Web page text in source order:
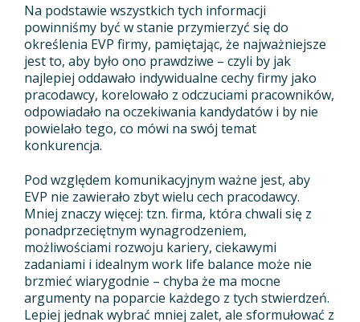
Na podstawie wszystkich tych informacji
powinniśmy być w stanie przymierzyć się do
określenia EVP firmy, pamiętając, że najważniejsze
jest to, aby było ono prawdziwe – czyli by jak
najlepiej oddawało indywidualne cechy firmy jako
pracodawcy, korelowało z odczuciami pracowników,
odpowiadało na oczekiwania kandydatów i by nie
powielało tego, co mówi na swój temat
konkurencja.
Pod względem komunikacyjnym ważne jest, aby
EVP nie zawierało zbyt wielu cech pracodawcy.
Mniej znaczy więcej: tzn. firma, która chwali się z
ponadprzeciętnym wynagrodzeniem,
możliwościami rozwoju kariery, ciekawymi
zadaniami i idealnym work life balance może nie
brzmieć wiarygodnie – chyba że ma mocne
argumenty na poparcie każdego z tych stwierdzeń.
Lepiej jednak wybrać mniej zalet, ale sformułować z